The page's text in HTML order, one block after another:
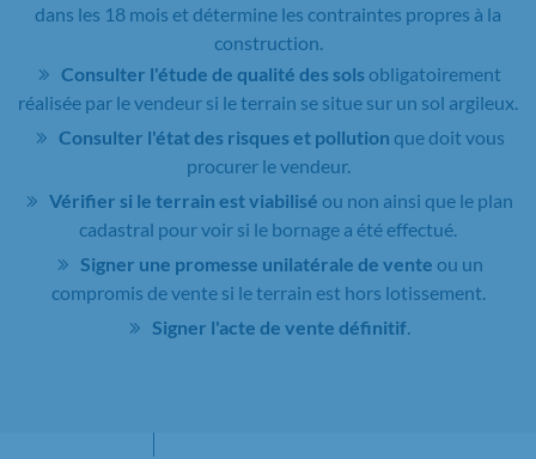
dans les 18 mois et détermine les contraintes propres à la
construction.
Consulter l'étude de qualité des sols obligatoirement
réalisée par le vendeur si le terrain se situe sur un sol argileux.
Consulter l'état des risques et pollution que doit vous
procurer le vendeur.
Vérifier si le terrain est viabilisé ou non ainsi que le plan
cadastral pour voir si le bornage a été effectué.
Signer une promesse unilatérale de vente ou un
compromis de vente si le terrain est hors lotissement.
Signer l'acte de vente définitif